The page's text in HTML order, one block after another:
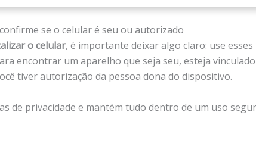
se o celular é seu ou autorizado
o celular, é importante deixar algo claro: use esses
encontrar um aparelho que seja seu, esteja
tiver autorização da pessoa dona do dispositivo.
de privacidade e mantém tudo dentro de um uso